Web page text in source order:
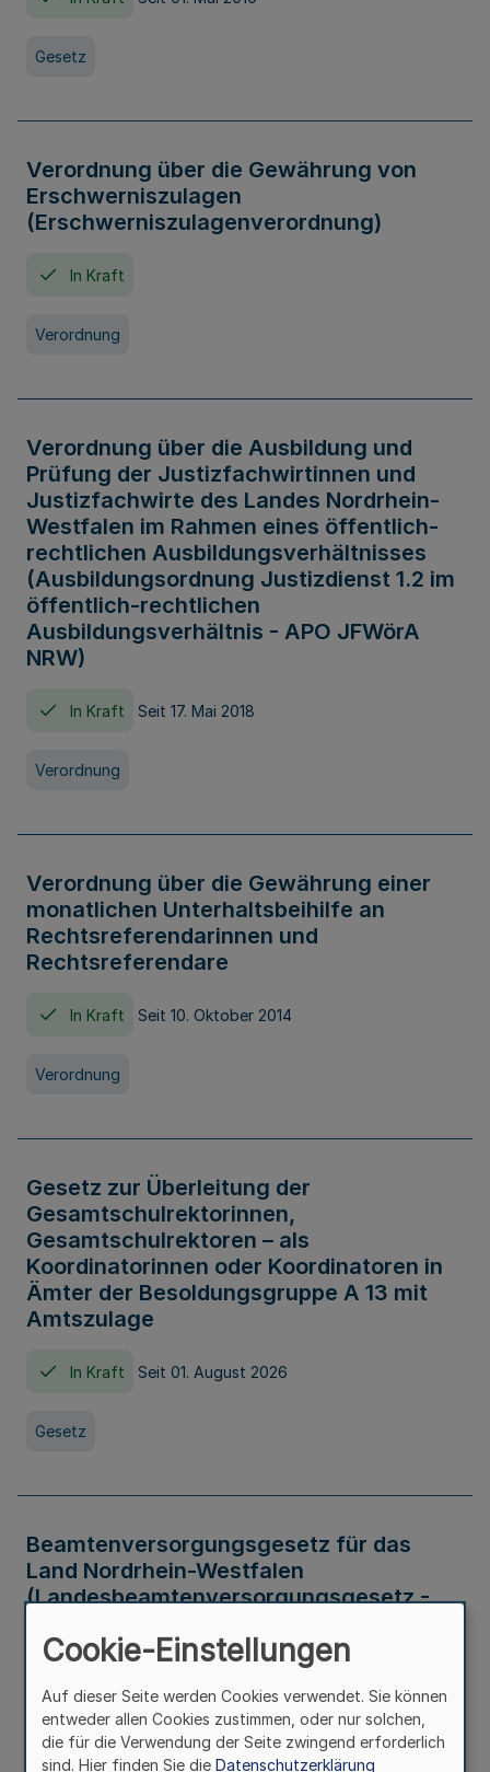
Gesetz
Verordnung über die Gewährung von
Erschwerniszulagen
(Erschwerniszulagenverordnung)
In Kraft
Verordnung
Verordnung über die Ausbildung und
Prüfung der Justizfachwirtinnen und
Justizfachwirte des Landes Nordrhein-
Westfalen im Rahmen eines öffentlich-
rechtlichen Ausbildungsverhältnisses
(Ausbildungsordnung Justizdienst 1.2 im
öffentlich-rechtlichen
Ausbildungsverhältnis - APO JFWörA
NRW)
In Kraft Seit 17. Mai 2018
Verordnung
Verordnung über die Gewährung einer
monatlichen Unterhaltsbeihilfe an
Rechtsreferendarinnen und
Rechtsreferendare
In Kraft Seit 10. Oktober 2014
Verordnung
Gesetz zur Überleitung der
Gesamtschulrektorinnen,
Gesamtschulrektoren – als
Koordinatorinnen oder Koordinatoren in
Ämter der Besoldungsgruppe A 13 mit
Amtszulage
In Kraft Seit 01. August 2026
Gesetz
Beamtenversorgungsgesetz für das
Land Nordrhein-Westfalen
(Landesbeamtenversorgungsgesetz -
Gesetz
Cookie-Einstellungen
Auf dieser Seite werden Cookies verwendet. Sie können
entweder allen Cookies zustimmen, oder nur solchen,
die für die Verwendung der Seite zwingend erforderlich
sind. Hier finden Sie die Datenschutzerklärung